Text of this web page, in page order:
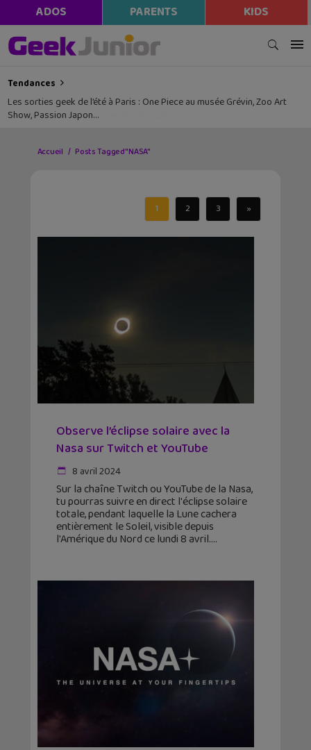
ADOS PARENTS KIDS
Tendances
Les sorties geek de l’été à Paris : One Piece au musée Grévin, Zoo Art
Show, Passion Japon…
Accueil Posts Tagged "NASA"
1 2 3 »
Observe l’éclipse solaire avec la
Nasa sur Twitch et YouTube
8 avril 2024
Sur la chaîne Twitch ou YouTube de la Nasa,
tu pourras suivre en direct l'éclipse solaire
totale, pendant laquelle la Lune cachera
entièrement le Soleil, visible depuis
l'Amérique du Nord ce lundi 8 avril.